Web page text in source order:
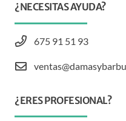
¿NECESITAS AYUDA?
675 91 51 93
¿ERES PROFESIONAL?